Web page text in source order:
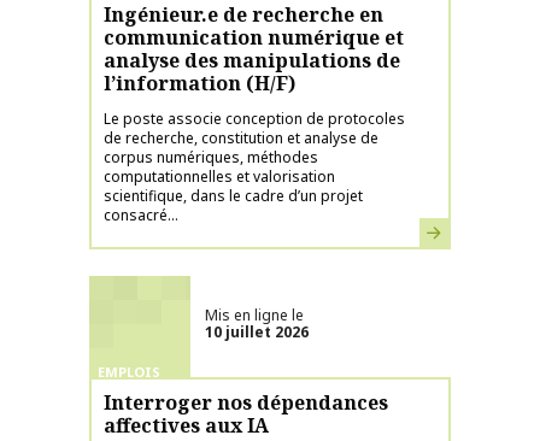
Ingénieur.e de recherche en
communication numérique et
analyse des manipulations de
l’information (H/F)
Le poste associe conception de protocoles
de recherche, constitution et analyse de
corpus numériques, méthodes
computationnelles et valorisation
scientifique, dans le cadre d’un projet
consacré...
En savoir plus
EMPLOIS
Mis en ligne le
10 juillet 2026
Interroger nos dépendances
affectives aux IA